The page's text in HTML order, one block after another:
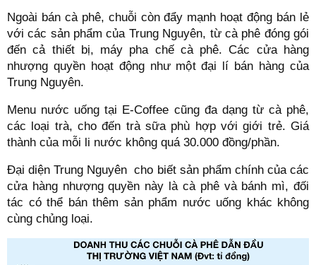
Ngoài bán cà phê, chuỗi còn đẩy mạnh hoạt động bán lẻ
với các sản phẩm của Trung Nguyên, từ cà phê đóng gói
đến cả thiết bị, máy pha chế cà phê. Các cửa hàng
nhượng quyền hoạt động như một đại lí bán hàng của
Trung Nguyên.
Menu nước uống tại E-Coffee cũng đa dạng từ cà phê,
các loại trà, cho đến trà sữa phù hợp với giới trẻ. Giá
thành của mỗi li nước không quá 30.000 đồng/phần.
Đại diện Trung Nguyên cho biết sản phẩm chính của các
cửa hàng nhượng quyền này là cà phê và bánh mì, đối
tác có thể bán thêm sản phẩm nước uống khác không
cùng chủng loại.